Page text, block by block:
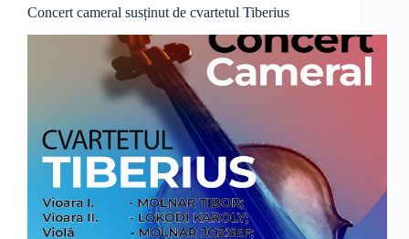
Concert cameral susținut de cvartetul Tiberius